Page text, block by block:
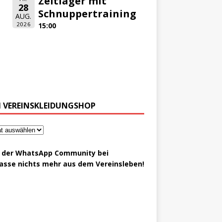
28
AUG.
2026
Schnuppertraining
15:00
WhatsApp Community bei
nichts mehr aus dem Vereinsleben!